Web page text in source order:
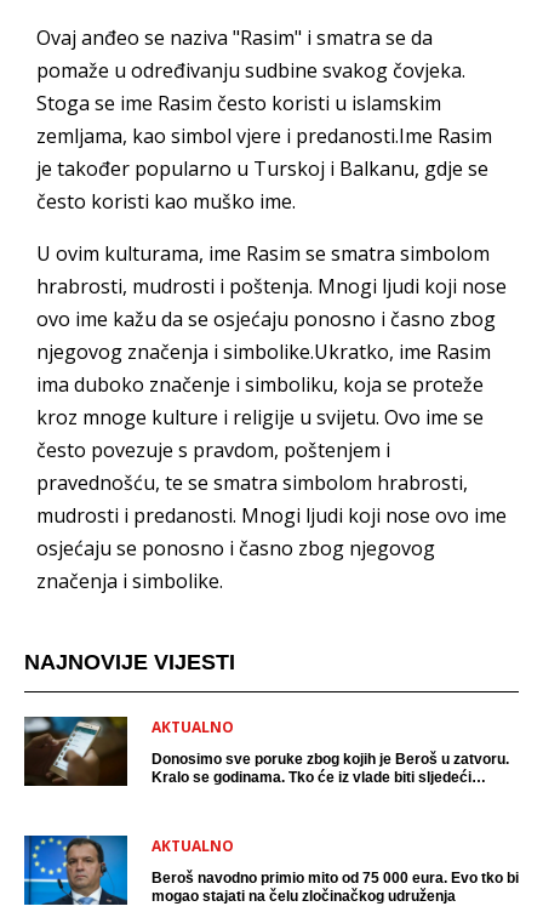
Ovaj anđeo se naziva "Rasim" i smatra se da
pomaže u određivanju sudbine svakog čovjeka.
Stoga se ime Rasim često koristi u islamskim
zemljama, kao simbol vjere i predanosti.Ime Rasim
je također popularno u Turskoj i Balkanu, gdje se
često koristi kao muško ime.
U ovim kulturama, ime Rasim se smatra simbolom
hrabrosti, mudrosti i poštenja. Mnogi ljudi koji nose
ovo ime kažu da se osjećaju ponosno i časno zbog
njegovog značenja i simbolike.Ukratko, ime Rasim
ima duboko značenje i simboliku, koja se proteže
kroz mnoge kulture i religije u svijetu. Ovo ime se
često povezuje s pravdom, poštenjem i
pravednošću, te se smatra simbolom hrabrosti,
mudrosti i predanosti. Mnogi ljudi koji nose ovo ime
osjećaju se ponosno i časno zbog njegovog
značenja i simbolike.
NAJNOVIJE VIJESTI
AKTUALNO
Donosimo sve poruke zbog kojih je Beroš u zatvoru.
Kralo se godinama. Tko će iz vlade biti sljedeći
AKTUALNO
Beroš navodno primio mito od 75 000 eura. Evo tko bi
mogao stajati na čelu zločinačkog udruženja